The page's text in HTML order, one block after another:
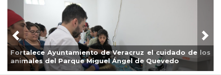
los
La ciudad de Veracruz se suma a la Jornada
de Reforestación 2026
Previous